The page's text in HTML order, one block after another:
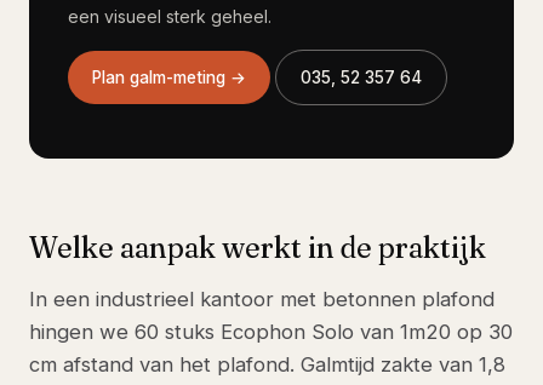
een visueel sterk geheel.
Plan galm-meting → 035, 52 357 64
Welke aanpak werkt in de praktijk
In een industrieel kantoor met betonnen plafond
hingen we 60 stuks Ecophon Solo van 1m20 op 30
cm afstand van het plafond. Galmtijd zakte van 1,8